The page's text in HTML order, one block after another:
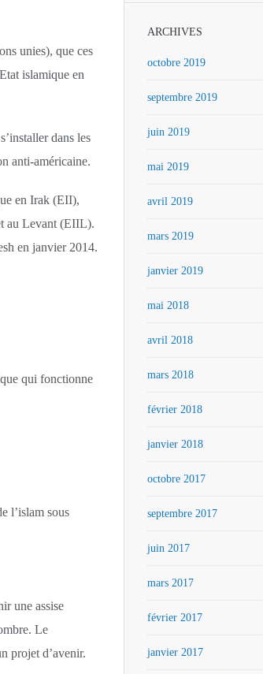
unies), que ces
islamique en
dans les
anti-américaine.
en Irak (EII),
au Levant (EIIL).
en janvier 2014.
qui fonctionne
l’islam sous
une assise
Le
projet d’avenir.
ARCHIVES
octobre 2019
septembre 2019
juin 2019
mai 2019
avril 2019
mars 2019
janvier 2019
mai 2018
avril 2018
mars 2018
février 2018
janvier 2018
octobre 2017
septembre 2017
juin 2017
mars 2017
février 2017
janvier 2017